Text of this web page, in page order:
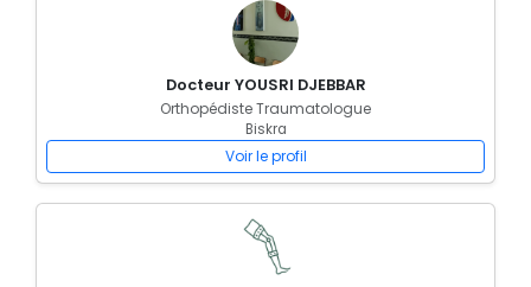
Docteur YOUSRI DJEBBAR
Orthopédiste Traumatologue
Biskra
Voir le profil